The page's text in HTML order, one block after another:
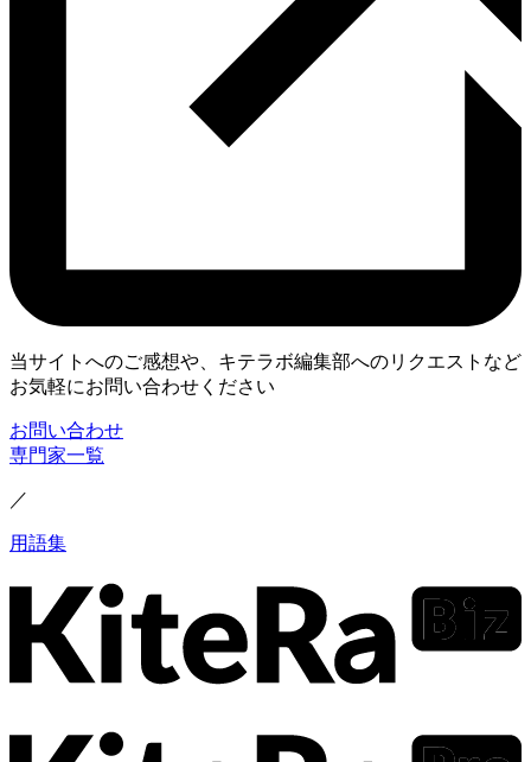
当サイトへのご感想や、キテラボ編集部へのリクエストなど
お気軽にお問い合わせください
お問い合わせ
専門家一覧
／
用語集